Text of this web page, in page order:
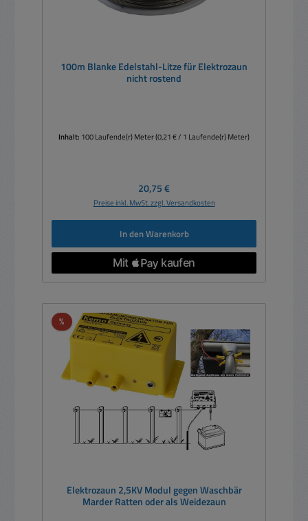
100m Blanke Edelstahl-Litze für Elektrozaun
nicht rostend
Inhalt: 100 Laufende(r) Meter(0,21 € / 1 Laufende(r) Meter)
Regulärer Preis:
20,75 €
Preise inkl. MwSt. zzgl. Versandkosten
In den Warenkorb
%Rabatt
Elektrozaun 2,5KV Modul gegen Waschbär
Marder Ratten oder als Weidezaun